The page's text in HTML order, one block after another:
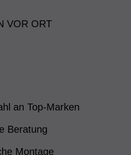
VOR ORT
an Top-Marken
Beratung
Montage